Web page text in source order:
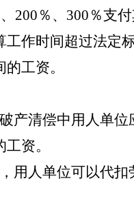
200 ％、 300 ％支付
作时间超过法定
工资。
产清偿中用人单
资。
用人单位可以代扣